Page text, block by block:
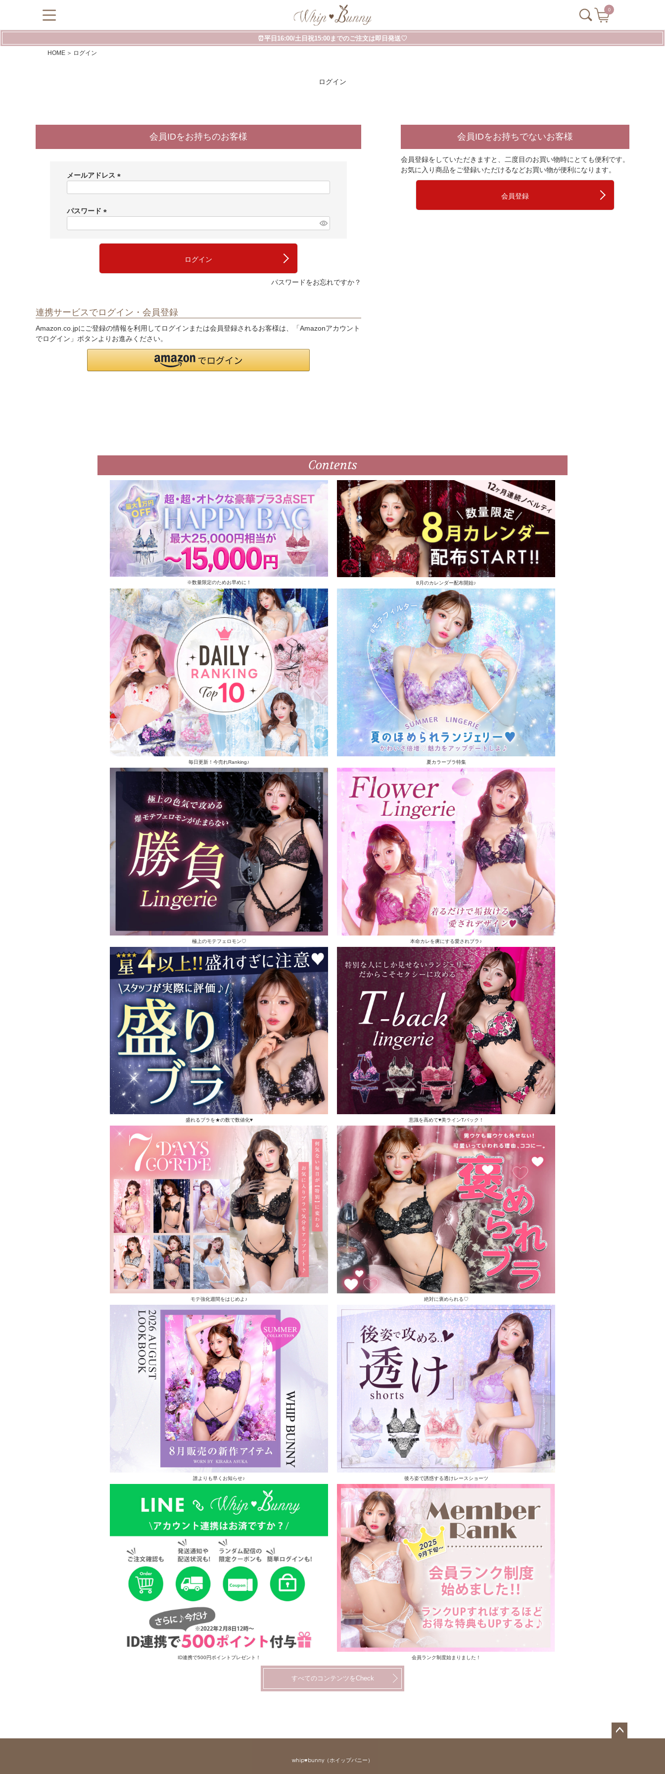
0
⏰平日16:00/土日祝15:00までのご注文は即日発送♡
HOME ログイン
ログイン
会員IDをお持ちのお客様
メールアドレス
)
パスワード
須
ログイン
パスワードをお忘れですか？
連携サービスでログイン・会員登録
Amazon.co.jpにご登録の情報を利用してログインまたは会員登録されるお客様は、「Amazonアカウント
でログイン」ボタンよりお進みください。
会員IDをお持ちでないお客様
会員登録をしていただきますと、二度目のお買い物時にとても便利です。
お気に入り商品をご登録いただけるなどお買い物が便利になります。
会員登録
Contents
※数量限定のためお早めに！ 8月のカレンダー配布開始♪
毎日更新！今売れRanking♪ 夏カラーブラ特集
極上のモテフェロモン♡ 本命カレを虜にする愛されブラ♪
盛れるブラを★の数で数値化♥ 意識を高めて♥美ラインTバック！
モテ強化週間をはじめよ♪ 絶対に褒められる♡
誰よりも早くお知らせ♪ 後ろ姿で誘惑する透けレースショーツ
ID連携で500円ポイントプレゼント！ 会員ランク制度始まりました！
すべてのコンテンツをCheck
whip♥bunny（ホイップバニー）